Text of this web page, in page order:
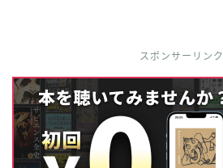
スポンサーリンク